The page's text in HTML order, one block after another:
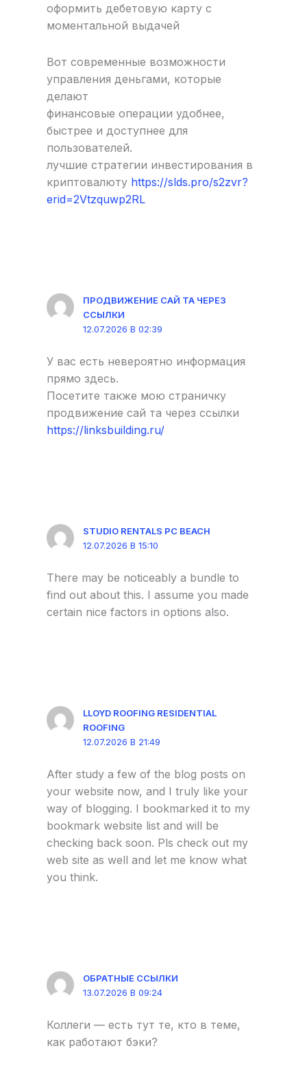
оформить дебетовую карту с
моментальной выдачей
Вот современные возможности
управления деньгами, которые
делают
финансовые операции удобнее,
быстрее и доступнее для
пользователей.
лучшие стратегии инвестирования в
криптовалюту https://slds.pro/s2zvr?
erid=2Vtzquwp2RL
ПРОДВИЖЕНИЕ САЙ ТА ЧЕРЕЗ
ССЫЛКИ
12.07.2026 В 02:39
У вас есть невероятно информация
прямо здесь.
Посетите также мою страничку
продвижение сай та через ссылки
https://linksbuilding.ru/
STUDIO RENTALS PC BEACH
12.07.2026 В 15:10
There may be noticeably a bundle to
find out about this. I assume you made
certain nice factors in options also.
LLOYD ROOFING RESIDENTIAL
ROOFING
12.07.2026 В 21:49
After study a few of the blog posts on
your website now, and I truly like your
way of blogging. I bookmarked it to my
bookmark website list and will be
checking back soon. Pls check out my
web site as well and let me know what
you think.
ОБРАТНЫЕ ССЫЛКИ
13.07.2026 В 09:24
Коллеги — есть тут те, кто в теме,
как работают бэки?